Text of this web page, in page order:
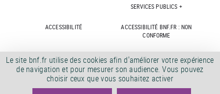
SERVICES PUBLICS +
ACCESSIBILITÉ
ACCESSIBILITÉ BNF.FR : NON
CONFORME
MARCHÉS PUBLICS OFFRES D'EMPLOI
DÉMATÉRIALISATION FACTURES CRÉDITS
Le site bnf.fr utilise des cookies afin d'améliorer votre expérience
de navigation et pour mesurer son audience. Vous pouvez
choisir ceux que vous souhaitez activer